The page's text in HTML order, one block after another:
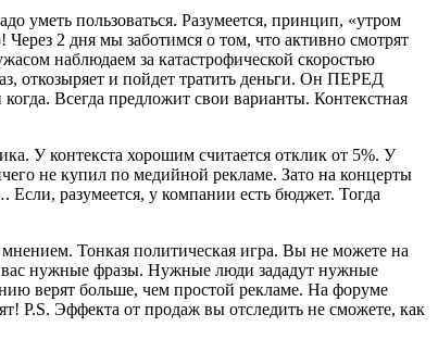
пользоваться. Разумеется, принцип, «утром
2 дня мы заботимся о том, что активно смотрят
наблюдаем за катастрофической скоростью
откозыряет и пойдет тратить деньги. Он ПЕРЕД
Всегда предложит свои варианты. Контекстная
У контекста хорошим считается отклик от 5%. У
не купил по медийной рекламе. Зато на концерты
разумеется, у компании есть бюджет. Тогда
Тонкая политическая игра. Вы не можете на
вас нужные фразы. Нужные люди зададут нужные
верят больше, чем простой рекламе. На форуме
P.S. Эффекта от продаж вы отследить не сможете, как